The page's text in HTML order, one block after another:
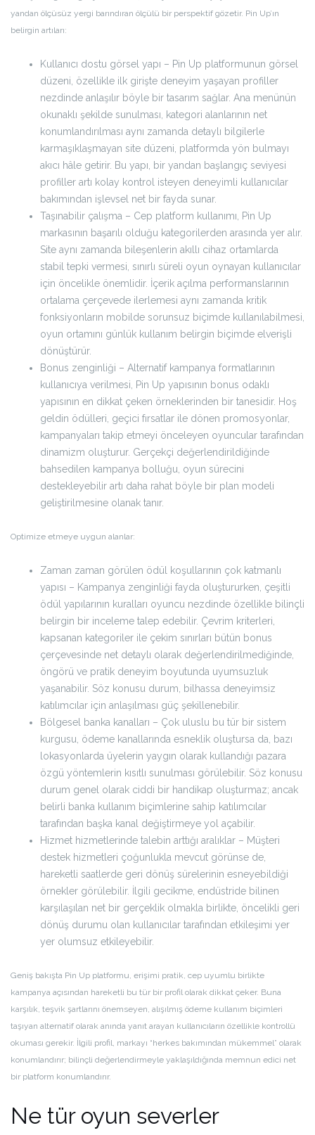
yandan ölçüsüz yergi barındıran ölçülü bir perspektif gözetir. Pin Up’ın
belirgin artıları:
Kullanıcı dostu görsel yapı – Pin Up platformunun görsel
düzeni, özellikle ilk girişte deneyim yaşayan profiller
nezdinde anlaşılır böyle bir tasarım sağlar. Ana menünün
okunaklı şekilde sunulması, kategori alanlarının net
konumlandırılması aynı zamanda detaylı bilgilerle
karmaşıklaşmayan site düzeni, platformda yön bulmayı
akıcı hâle getirir. Bu yapı, bir yandan başlangıç seviyesi
profiller artı kolay kontrol isteyen deneyimli kullanıcılar
bakımından işlevsel net bir fayda sunar.
Taşınabilir çalışma – Cep platform kullanımı, Pin Up
markasının başarılı olduğu kategorilerden arasında yer alır.
Site aynı zamanda bileşenlerin akıllı cihaz ortamlarda
stabil tepki vermesi, sınırlı süreli oyun oynayan kullanıcılar
için öncelikle önemlidir. İçerik açılma performanslarının
ortalama çerçevede ilerlemesi aynı zamanda kritik
fonksiyonların mobilde sorunsuz biçimde kullanılabilmesi,
oyun ortamını günlük kullanım belirgin biçimde elverişli
dönüştürür.
Bonus zenginliği – Alternatif kampanya formatlarının
kullanıcıya verilmesi, Pin Up yapısının bonus odaklı
yapısının en dikkat çeken örneklerinden bir tanesidir. Hoş
geldin ödülleri, geçici fırsatlar ile dönen promosyonlar,
kampanyaları takip etmeyi önceleyen oyuncular tarafından
dinamizm oluşturur. Gerçekçi değerlendirildiğinde
bahsedilen kampanya bolluğu, oyun sürecini
destekleyebilir artı daha rahat böyle bir plan modeli
geliştirilmesine olanak tanır.
Optimize etmeye uygun alanlar:
Zaman zaman görülen ödül koşullarının çok katmanlı
yapısı – Kampanya zenginliği fayda oluştururken, çeşitli
ödül yapılarının kuralları oyuncu nezdinde özellikle bilinçli
belirgin bir inceleme talep edebilir. Çevrim kriterleri,
kapsanan kategoriler ile çekim sınırları bütün bonus
çerçevesinde net detaylı olarak değerlendirilmediğinde,
öngörü ve pratik deneyim boyutunda uyumsuzluk
yaşanabilir. Söz konusu durum, bilhassa deneyimsiz
katılımcılar için anlaşılması güç şekillenebilir.
Bölgesel banka kanalları – Çok uluslu bu tür bir sistem
kurgusu, ödeme kanallarında esneklik oluştursa da, bazı
lokasyonlarda üyelerin yaygın olarak kullandığı pazara
özgü yöntemlerin kısıtlı sunulması görülebilir. Söz konusu
durum genel olarak ciddi bir handikap oluşturmaz; ancak
belirli banka kullanım biçimlerine sahip katılımcılar
tarafından başka kanal değiştirmeye yol açabilir.
Hizmet hizmetlerinde talebin arttığı aralıklar – Müşteri
destek hizmetleri çoğunlukla mevcut görünse de,
hareketli saatlerde geri dönüş sürelerinin esneyebildiği
örnekler görülebilir. İlgili gecikme, endüstride bilinen
karşılaşılan net bir gerçeklik olmakla birlikte, öncelikli geri
dönüş durumu olan kullanıcılar tarafından etkileşimi yer
yer olumsuz etkileyebilir.
Geniş bakışta Pin Up platformu, erişimi pratik, cep uyumlu birlikte
kampanya açısından hareketli bu tür bir profil olarak dikkat çeker. Buna
karşılık, teşvik şartlarını önemseyen, alışılmış ödeme kullanım biçimleri
taşıyan alternatif olarak anında yanıt arayan kullanıcıların özellikle kontrollü
okuması gerekir. İlgili profil, markayı “herkes bakımından mükemmel” olarak
konumlandırır; bilinçli değerlendirmeyle yaklaşıldığında memnun edici net
bir platform konumlandırır.
Ne tür oyun severler